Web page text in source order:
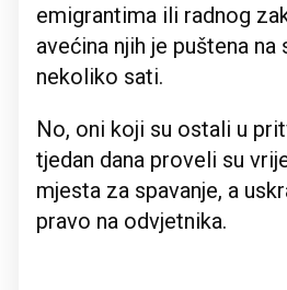
emigrantima ili radnog
avećina njih je puštena na
nekoliko sati.
No, oni koji su ostali u
tjedan dana proveli su
mjesta za spavanje, a
pravo na odvjetnika.